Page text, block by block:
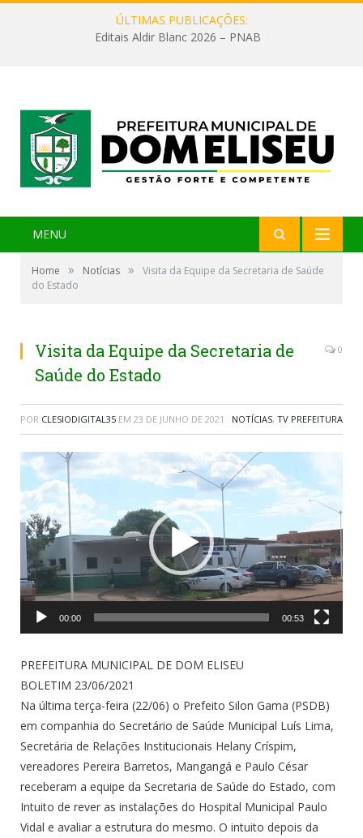
ÚLTIMAS PUBLICAÇÕES:
Editais Aldir Blanc 2026 – PNAB
MENU
Home » Notícias »
Visita da Equipe da Secretaria de Saúde
do Estado
Visita da Equipe da Secretaria de
Saúde do Estado
0
POR CLESIODIGITAL35 EM 23 DE JUNHO DE 2021 NOTÍCIAS, TV PREFEITURA
Tocador
vídeo
00:00 00:53
PREFEITURA MUNICIPAL DE DOM ELISEU
BOLETIM 23/06/2021
Na última terça-feira (22/06) o Prefeito Silon Gama (PSDB)
em companhia do Secretário de Saúde Municipal Luís Lima,
Secretária de Relações Institucionais Helany Críspim,
vereadores Pereira Barretos, Mangangá e Paulo César
receberam a equipe da Secretaria de Saúde do Estado, com
Intuito de rever as instalações do Hospital Municipal Paulo
Vidal e avaliar a estrutura do mesmo. O intuito depois da